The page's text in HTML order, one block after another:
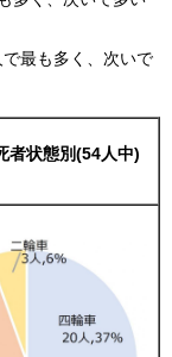
最も多く、次いで
者状態別(54人中)